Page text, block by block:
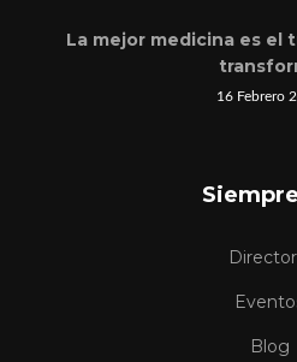
La mejor medicina es el
16 Febrero
Blog